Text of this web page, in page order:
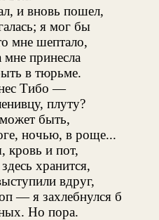
и вновь пошел,
я мог бы
мне шептало,
принесла
в тюрьме.
Тибо —
плуту?
быть,
ночью, в роще...
кровь и пот,
хранится,
вдруг,
— я захлебнулся б
Но пора.